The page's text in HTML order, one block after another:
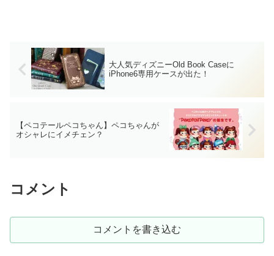
大人気ディズニーOld Book Caseに
iPhone6専用ケースが出た！
【ペコテールペコちゃん】ペコちゃんが
オシャレにイメチェン？
コメント
コメントを書き込む